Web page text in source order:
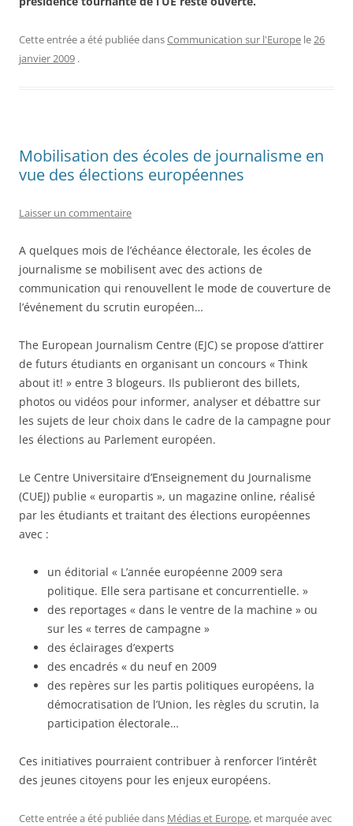
Cette entrée a été publiée dansCommunication sur l'Europe le26
janvier 2009 .
Mobilisation des écoles de journalisme en
vue des élections européennes
Laisser un commentaire
A quelques mois de l’échéance électorale, les écoles de
journalisme se mobilisent avec des actions de
communication qui renouvellent le mode de couverture de
l’événement du scrutin européen…
The European Journalism Centre (EJC) se propose d’attirer
de futurs étudiants en organisant un concours « Think
about it! » entre 3 blogeurs. Ils publieront des billets,
photos ou vidéos pour informer, analyser et débattre sur
les sujets de leur choix dans le cadre de la campagne pour
les élections au Parlement européen.
Le Centre Universitaire d’Enseignement du Journalisme
(CUEJ) publie « europartis », un magazine online, réalisé
par les étudiants et traitant des élections européennes
avec :
un éditorial « L’année européenne 2009 sera
politique. Elle sera partisane et concurrentielle. »
des reportages « dans le ventre de la machine » ou
sur les « terres de campagne »
des éclairages d’experts
des encadrés « du neuf en 2009
des repères sur les partis politiques européens, la
démocratisation de l’Union, les règles du scrutin, la
participation électorale…
Ces initiatives pourraient contribuer à renforcer l’intérêt
des jeunes citoyens pour les enjeux européens.
Cette entrée a été publiée dans Médias et Europe, et marquée avec